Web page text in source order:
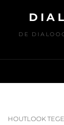
DE
HOUTLOOK